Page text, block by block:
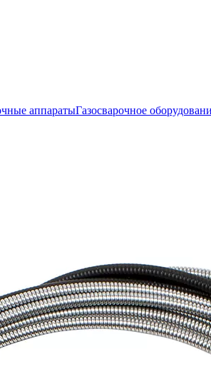
аппаратыГазосварочное